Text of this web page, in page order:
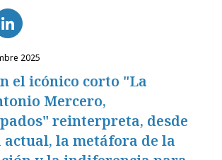
2025
el icónico corto "La
Mercero,
reinterpreta, desde
la metáfora de la